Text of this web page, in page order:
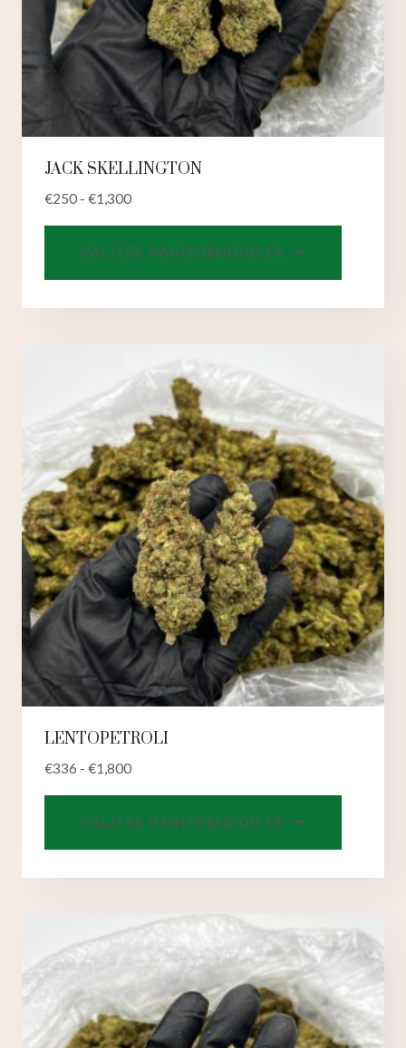
JACK SKELLINGTON
€250 - €1,300
VALITSE VAIHTOEHDOISTA
useampi
valinnat
tuotteen
sivulla.
LENTOPETROLI
€336 - €1,800
VALITSE VAIHTOEHDOISTA
useampi
Voit
tehdä
valinnat
tuotteen
sivulla.